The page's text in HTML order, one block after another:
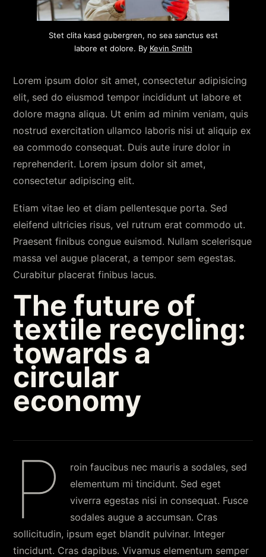
Stet clita kasd gubergren, no sea sanctus est
labore et dolore. By Kevin Smith
Lorem ipsum dolor sit amet, consectetur adipisicing
elit, sed do eiusmod tempor incididunt ut labore et
dolore magna aliqua. Ut enim ad minim veniam, quis
nostrud exercitation ullamco laboris nisi ut aliquip ex
ea commodo consequat. Duis aute irure dolor in
reprehenderit. Lorem ipsum dolor sit amet,
consectetur adipiscing elit.
Etiam vitae leo et diam pellentesque porta. Sed
eleifend ultricies risus, vel rutrum erat commodo ut.
Praesent finibus congue euismod. Nullam scelerisque
massa vel augue placerat, a tempor sem egestas.
Curabitur placerat finibus lacus.
The future of
textile recycling:
towards a
circular
economy
P
roin faucibus nec mauris a sodales, sed
elementum mi tincidunt. Sed eget
viverra egestas nisi in consequat. Fusce
sodales augue a accumsan. Cras
sollicitudin, ipsum eget blandit pulvinar. Integer
tincidunt. Cras dapibus. Vivamus elementum semper